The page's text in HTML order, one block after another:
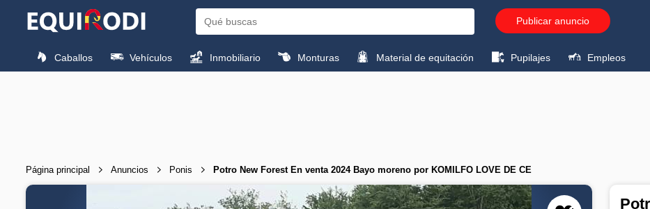
Publicar anuncio
Caballos Vehículos Inmobiliario Monturas Material de equitación Pupilajes Empleos
Página principal Anuncios Ponis Potro New Forest En venta 2024 Bayo moreno por KOMILFO LOVE DE CE